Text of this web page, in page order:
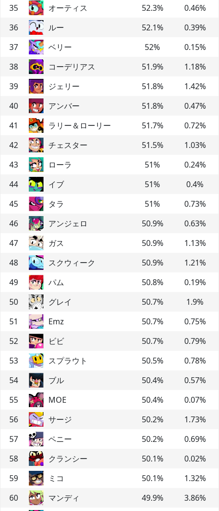
35 オーティス 52.3% 0.46%
36
ルー 52.1% 0.39%
37
ベリー 52% 0.15%
38
コーデリアス 51.9% 1.18%
39
ジェリー 51.8% 1.42%
40
アンバー 51.8% 0.47%
41
ラリー＆ローリー 51.7% 0.72%
42
チェスター 51.5% 1.03%
43
ローラ 51% 0.24%
44
イブ 51% 0.4%
45
タラ 51% 0.73%
46
アンジェロ 50.9% 0.63%
47
ガス 50.9% 1.13%
48
スクウィーク 50.9% 1.21%
49
パム 50.8% 0.19%
50
グレイ 50.7% 1.9%
51
Emz 50.7% 0.75%
52
ビビ 50.7% 0.79%
53
スプラウト 50.5% 0.78%
54
ブル 50.4% 0.57%
55
MOE 50.4% 0.07%
56
サージ 50.2% 1.73%
57
ペニー 50.2% 0.69%
58
クランシー 50.1% 0.02%
59
ミコ 50.1% 1.32%
60
マンディ 49.9% 3.86%